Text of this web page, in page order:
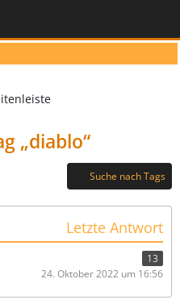
„diablo“
Suche nach Tags
Letzte Antwort
13
24. Oktober 2022 um 16:56